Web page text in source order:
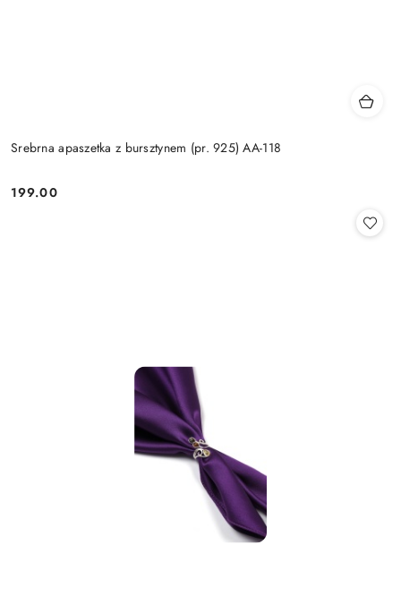
Srebrna apaszetka z bursztynem (pr. 925) AA-118
Cena:
199.00